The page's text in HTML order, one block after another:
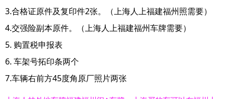
3.合格证原件及复印件2张。（上海人上福建福州照需要）
4.交强险副本原件。（上海人上福建福州车牌需要）
5. 购置税申报表
6. 车架号拓印条两个
7.车辆右前方45度角原厂照片两张